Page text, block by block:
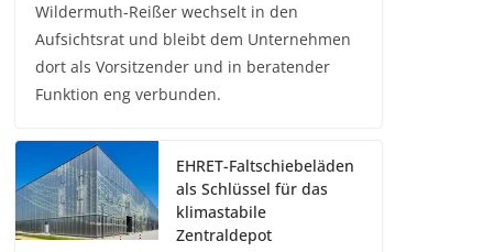
Wildermuth-Reißer wechselt in den
Aufsichtsrat und bleibt dem Unternehmen
dort als Vorsitzender und in beratender
Funktion eng verbunden.
EHRET-Faltschiebeläden
als Schlüssel für das
klimastabile
Zentraldepot